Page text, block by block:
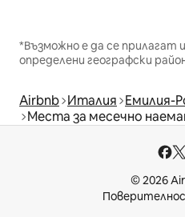
*Възможно е да се прилагат
определени географски
Airbnb Италия Емилия-
Места за месечно
© 2026